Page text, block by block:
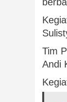
Tim
Andi